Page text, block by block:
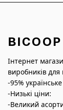
BICOOP
Інтернет
виробників для
-95%
-Низькі ціни:
-Великий